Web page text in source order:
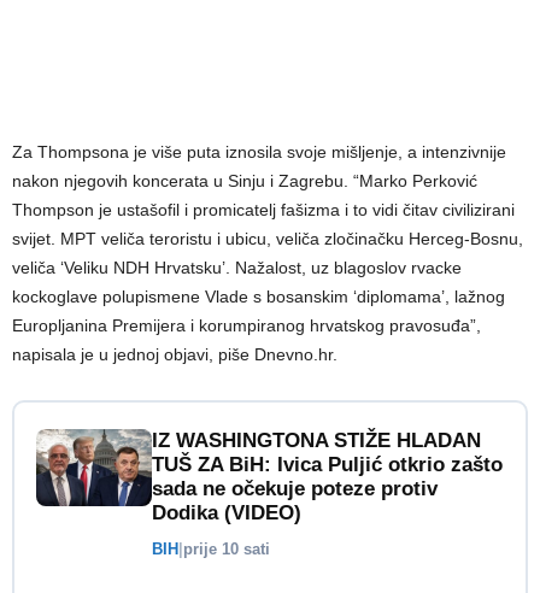
Za Thompsona je više puta iznosila svoje mišljenje, a intenzivnije
nakon njegovih koncerata u Sinju i Zagrebu. “Marko Perković
Thompson je ustašofil i promicatelj fašizma i to vidi čitav civilizirani
svijet. MPT veliča teroristu i ubicu, veliča zločinačku Herceg-Bosnu,
veliča ‘Veliku NDH Hrvatsku’. Nažalost, uz blagoslov rvacke
kockoglave polupismene Vlade s bosanskim ‘diplomama’, lažnog
Europljanina Premijera i korumpiranog hrvatskog pravosuđa”,
napisala je u jednoj objavi, piše Dnevno.hr.
IZ WASHINGTONA STIŽE HLADAN
TUŠ ZA BiH: Ivica Puljić otkrio zašto
sada ne očekuje poteze protiv
Dodika (VIDEO)
BIH prije 10 sati